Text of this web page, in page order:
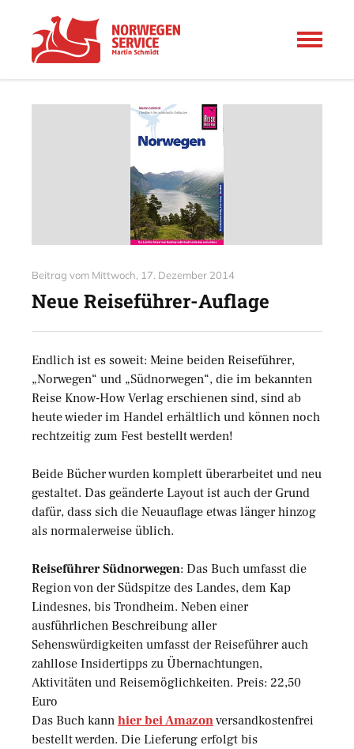
Beitrag vom Mittwoch, 17. Dezember 2014
Neue Reiseführer-Auflage
Endlich ist es soweit: Meine beiden Reiseführer,
„Norwegen“ und „Südnorwegen“, die im bekannten
Reise Know-How Verlag erschienen sind, sind ab
heute wieder im Handel erhältlich und können noch
rechtzeitig zum Fest bestellt werden!
Beide Bücher wurden komplett überarbeitet und neu
gestaltet. Das geänderte Layout ist auch der Grund
dafür, dass sich die Neuauflage etwas länger hinzog
als normalerweise üblich.
Reiseführer Südnorwegen: Das Buch umfasst die
Region von der Südspitze des Landes, dem Kap
Lindesnes, bis Trondheim. Neben einer
ausführlichen Beschreibung aller
Sehenswürdigkeiten umfasst der Reiseführer auch
zahllose Insidertipps zu Übernachtungen,
Aktivitäten und Reisemöglichkeiten. Preis: 22,50
Euro
Das Buch kann hier bei Amazonversandkostenfrei
bestellt werden. Die Lieferung erfolgt bis